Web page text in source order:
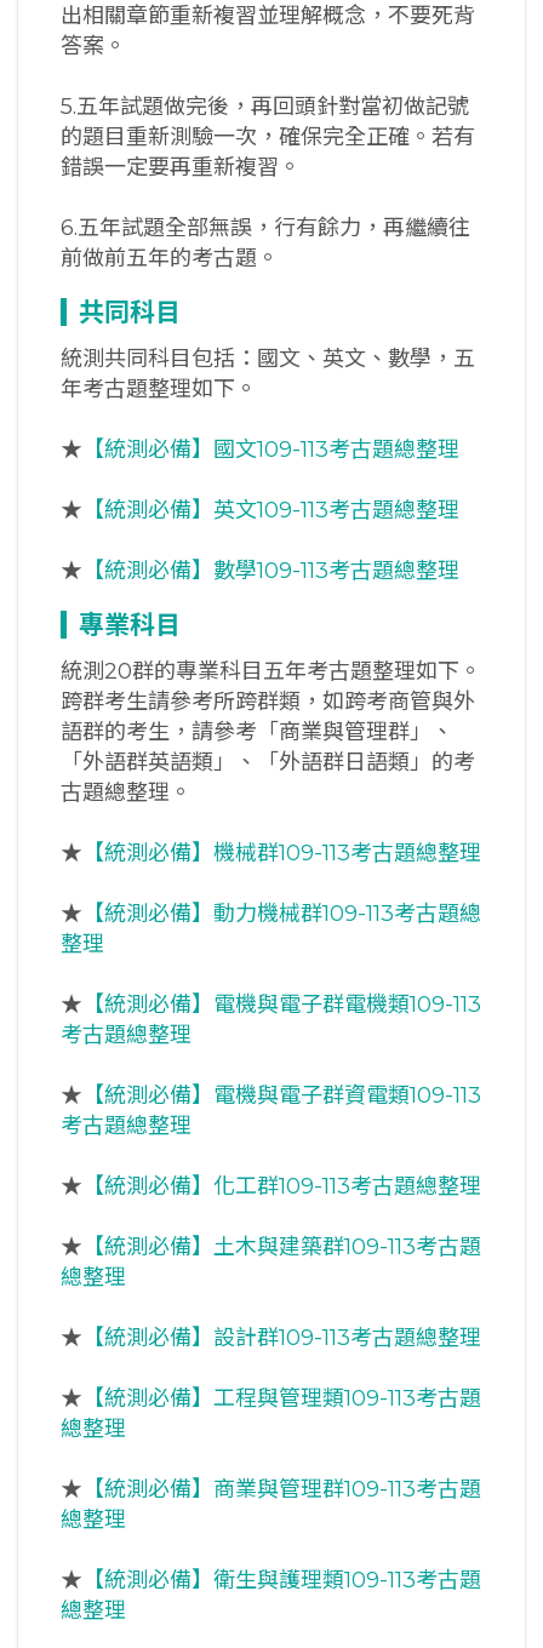
出相關章節重新複習並理解概念，不要死背
答案。
5.五年試題做完後，再回頭針對當初做記號
的題目重新測驗一次，確保完全正確。若有
錯誤一定要再重新複習。
6.五年試題全部無誤，行有餘力，再繼續往
前做前五年的考古題。
共同科目
統測共同科目包括：國文、英文、數學，五
年考古題整理如下。
★ 【統測必備】國文109-113考古題總整理
★ 【統測必備】英文109-113考古題總整理
★ 【統測必備】數學109-113考古題總整理
專業科目
統測20群的專業科目五年考古題整理如下。
跨群考生請參考所跨群類，如跨考商管與外
語群的考生，請參考「商業與管理群」、
「外語群英語類」、「外語群日語類」的考
古題總整理。
★ 【統測必備】機械群109-113考古題總整理
★ 【統測必備】動力機械群109-113考古題總
整理
★ 【統測必備】電機與電子群電機類109-113
考古題總整理
★ 【統測必備】電機與電子群資電類109-113
考古題總整理
★ 【統測必備】化工群109-113考古題總整理
★ 【統測必備】土木與建築群109-113考古題
總整理
★ 【統測必備】設計群109-113考古題總整理
★ 【統測必備】工程與管理類109-113考古題
總整理
★ 【統測必備】商業與管理群109-113考古題
總整理
★ 【統測必備】衛生與護理類109-113考古題
總整理